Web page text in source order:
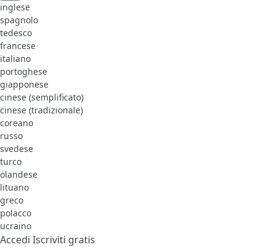
inglese
spagnolo
tedesco
francese
italiano
portoghese
giapponese
cinese (semplificato)
cinese (tradizionale)
coreano
russo
svedese
turco
olandese
lituano
greco
polacco
ucraino
Accedi Iscriviti gratis